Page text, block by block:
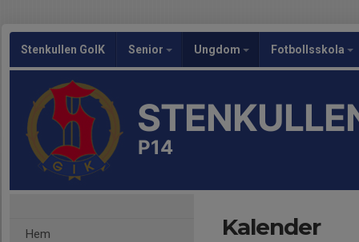
Stenkullen GoIK Senior Ungdom Fotbollsskola
P14
Hem Kalender